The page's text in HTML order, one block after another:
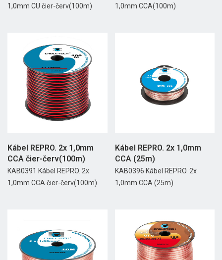
1,0mm CU čier-červ(100m)
1,0mm CCA(100m)
Kábel REPRO. 2x 1,0mm
CCA čier-červ(100m)
KAB0391 Kábel REPRO. 2x
1,0mm CCA čier-červ(100m)
Kábel REPRO. 2x 1,0mm
CCA (25m)
KAB0396 Kábel REPRO. 2x
1,0mm CCA (25m)